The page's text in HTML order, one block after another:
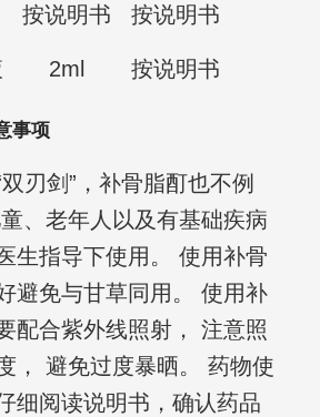
按说明书 按说明书
2ml 按说明书
事项
刃剑”，补骨脂酊也不例
、老年人以及有基础疾病
生指导下使用。 使用补骨
避免与甘草同用。 使用补
配合紫外线照射， 注意照
， 避免过度暴晒。 药物使
细阅读说明书，确认药品